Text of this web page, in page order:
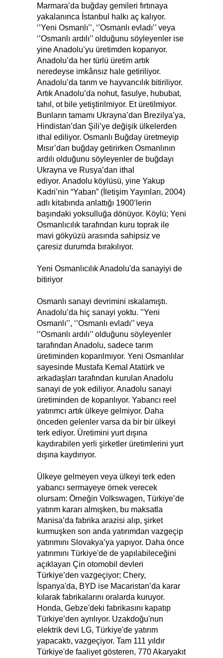
Marmara’da buğday gemileri fırtınaya
yakalanınca İstanbul halkı aç kalıyor.
‘’Yeni Osmanlı’’, ‘’Osmanlı evladı’’ veya
‘’Osmanlı ardılı’’ olduğunu söyleyenler ise
yine Anadolu’yu üretimden koparıyor.
Anadolu’da her türlü üretim artık
neredeyse imkânsız hale getiriliyor.
Anadolu’da tarım ve hayvancılık bitiriliyor.
Artık Anadolu’da nohut, fasulye, hububat,
tahıl, ot bile yetiştirilmiyor. Et üretilmiyor.
Bunların tamamı Ukrayna’dan Brezilya’ya,
Hindistan’dan Şili’ye değişik ülkelerden
ithal ediliyor. Osmanlı Buğday üretmeyip
Mısır’dan buğday getirirken Osmanlının
ardılı olduğunu söyleyenler de buğdayı
Ukrayna ve Rusya’dan ithal
ediyor. Anadolu köylüsü, yine Yakup
Kadri’nin “Yaban” (İletişim Yayınları, 2004)
adlı kitabında anlattığı 1900’lerin
başındaki yoksulluğa dönüyor. Köylü; Yeni
Osmanlıcılık tarafından kuru toprak ile
mavi gökyüzü arasında sahipsiz ve
çaresiz durumda bırakılıyor.
Yeni Osmanlıcılık Anadolu'da sanayiyi de
bitiriyor
Osmanlı sanayi devrimini ıskalamıştı.
Anadolu’da hiç sanayi yoktu. '’Yeni
Osmanlı’’, ‘’Osmanlı evladı’’ veya
‘’Osmanlı ardılı’’ olduğunu söyleyenler
tarafından Anadolu, sadece tarım
üretiminden koparılmıyor. Yeni Osmanlılar
sayesinde Mustafa Kemal Atatürk ve
arkadaşları tarafından kurulan Anadolu
sanayi de yok ediliyor. Anadolu sanayi
üretiminden de koparılıyor. Yabancı reel
yatırımcı artık ülkeye gelmiyor. Daha
önceden gelenler varsa da bir bir ülkeyi
terk ediyor. Üretimini yurt dışına
kaydırabilen yerli şirketler üretimlerini yurt
dışına kaydırıyor.
Ülkeye gelmeyen veya ülkeyi terk eden
yabancı sermayeye örnek verecek
olursam: Örneğin Volkswagen, Türkiye’de
yatırım kararı almışken, bu maksatla
Manisa’da fabrika arazisi alıp, şirket
kurmuşken son anda yatırımdan vazgeçip
yatırımını Slovakya’ya yapıyor. Daha önce
yatırımını Türkiye'de de yapılabileceğini
açıklayan Çin otomobil devleri
Türkiye’den vazgeçiyor; Chery,
İspanya'da, BYD ise Macaristan’da karar
kılarak fabrikalarını oralarda kuruyor.
Honda, Gebze'deki fabrikasını kapatıp
Türkiye’den ayrılıyor. Uzakdoğu'nun
elektrik devi LG, Türkiye'de yatırım
yapacaktı, vazgeçiyor. Tam 111 yıldır
Türkiye'de faaliyet gösteren, 770 Akaryakıt